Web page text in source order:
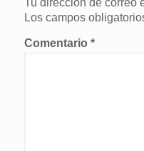
Tu dirección de correo
Los campos
Comentario *